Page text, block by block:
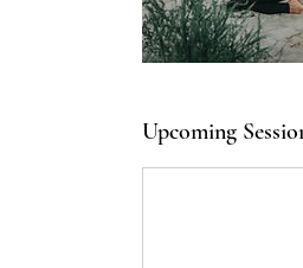
Upcoming